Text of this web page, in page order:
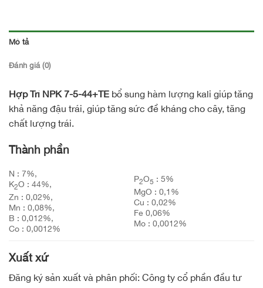
Mô tả
Đánh giá (0)
Hợp Trí NPK 7-5-44+TE bổ sung hàm lượng kali giúp tăng
khả năng đậu trái, giúp tăng sức đề kháng cho cây, tăng
chất lượng trái.
Thành phần
N : 7%,
K2O : 44%,
Zn : 0,02%,
Mn : 0,08%,
B : 0,012%,
Co : 0,0012%
P2O5 : 5%
MgO : 0,1%
Cu : 0,02%
Fe 0,06%
Mo : 0,0012%
Xuất xứ
Đăng ký sản xuất và phân phối: Công ty cổ phần đầu tư